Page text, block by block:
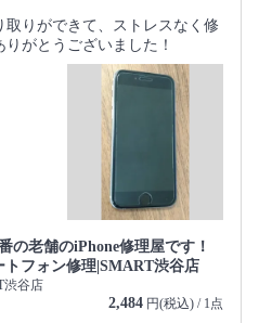
りができて、ストレスなく修
がとうございました！
の老舗のiPhone修理屋です！
トフォン修理|SMART渋谷店
渋谷店
2,484 円(税込) / 1点